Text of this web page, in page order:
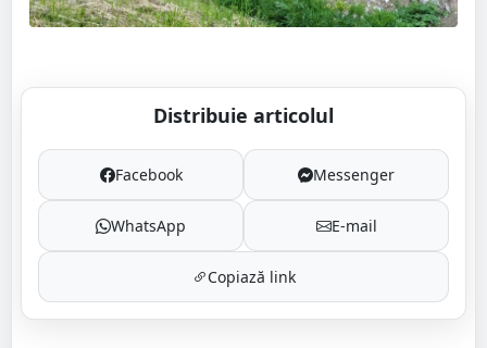
Distribuie articolul
Facebook Messenger
WhatsApp E-mail
Copiază link